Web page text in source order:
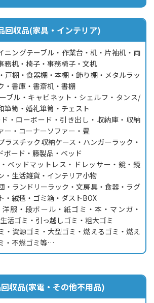
回収品(家具・インテリア)
ニングテーブル・作業台・机・片袖机・両
務机・椅子・事務椅子・文机
戸棚・食器棚・本棚・飾り棚・メタルラッ
・書庫・書斎机・書棚
ブル・キャビネット・シェルフ・タンス/
箪笥・婚礼箪笥・チェスト
・ローボード・引き出し・収納庫・収納
ー・コーナーソファー・畳
ラスチック収納ケース・ハンガーラック・
ボード・籐製品・ベッド
ベッドマットレス・ドレッサー・鏡・鏡
・生活雑貨・インテリア小物
・ランドリーラック・文房具・食器・ラグ
・絨毯・ゴミ箱・ダストBOX
服・段ボール・紙ゴミ・本・マンガ・
活ゴミ・引っ越しゴミ・粗大ゴミ
・資源ゴミ・大型ゴミ・燃えるゴミ・燃え
・不燃ゴミ等…
収品(家電・その他不用品)